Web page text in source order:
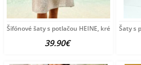
Šifónové šaty s potlačou HEINE, krémové
39.90€
Šaty s